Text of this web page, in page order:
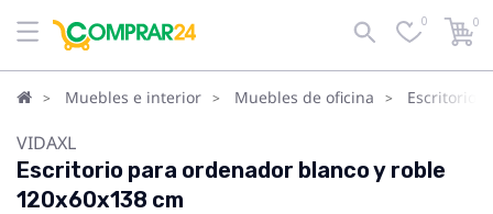
0 0
Muebles e interior Muebles de oficina Escritorios
VIDAXL
Escritorio para ordenador blanco y roble
120x60x138 cm